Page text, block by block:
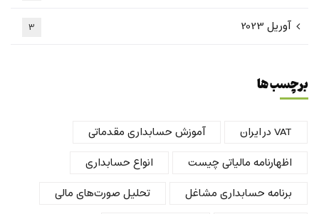
آوریل 2023 3
برچسب ها
VAT در ایران
آموزش حسابداری مقدماتی
اظهارنامه مالیاتی چیست
انواع حسابداری
برنامه حسابداری مشاغل
تحلیل صورت‌های مالی